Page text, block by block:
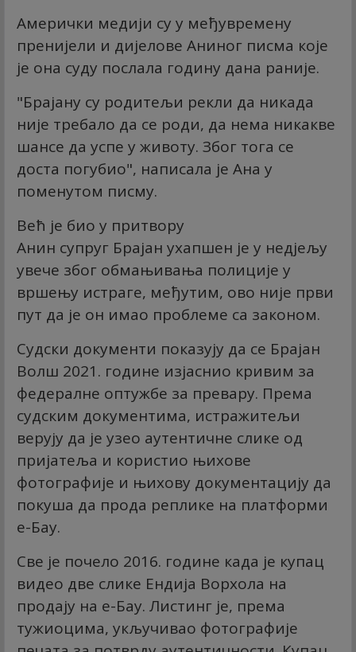
Амерички медији су у међувремену
пренијели и дијелове Аниног писма које
је она суду послала годину дана раније.
"Брајану су родитељи рекли да никада
није требало да се роди, да нема никакве
шансе да успе у животу. Због тога се
доста погубио", написала је Ана у
поменутом писму.
Већ је био у притвору
Анин супруг Брајан ухапшен је у недјељу
увече због обмањивања полиције у
вршењу истраге, међутим, ово није први
пут да је он имао проблеме са законом.
Судски документи показују да се Брајан
Волш 2021. године изјаснио кривим за
федералне оптужбе за превару. Према
судским документима, истражитељи
верују да је узео аутентичне слике од
пријатеља и користио њихове
фотографије и њихову документацију да
покуша да прода реплике на платформи
е-Баy.
Све је почело 2016. године када је купац
видео две слике Ендија Ворхола на
продају на е-Баy. Листинг је, према
тужиоцима, укључивао фотографије